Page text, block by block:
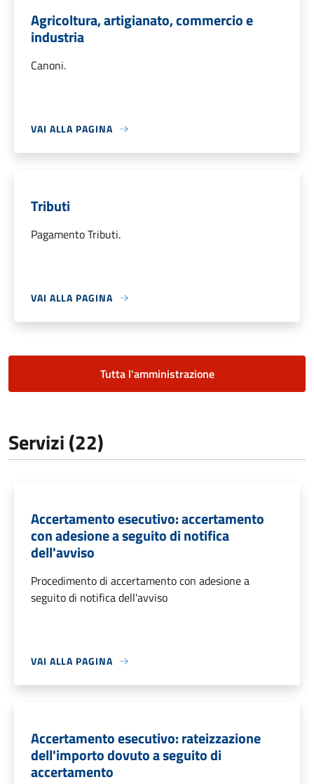
Agricoltura, artigianato, commercio e
industria
Canoni.
VAI ALLA PAGINA
Tributi
Pagamento Tributi.
VAI ALLA PAGINA
Tutta l'amministrazione
Servizi (22)
Accertamento esecutivo: accertamento
con adesione a seguito di notifica
dell'avviso
Procedimento di accertamento con adesione a
seguito di notifica dell'avviso
VAI ALLA PAGINA
Accertamento esecutivo: rateizzazione
dell'importo dovuto a seguito di
accertamento